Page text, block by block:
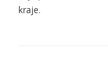
kraje.